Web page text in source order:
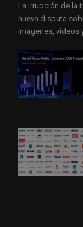
La irrupción de la
nueva disputa
imágenes, vídeos